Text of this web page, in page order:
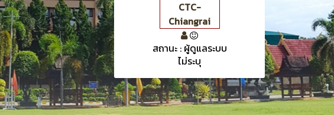
CTC-
Chiangrai
สถานะ : ผู้ดูแลระบบ
ไม่ระบุ